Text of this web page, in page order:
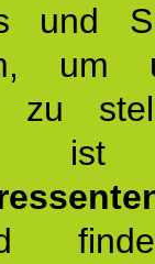
und
um
zu